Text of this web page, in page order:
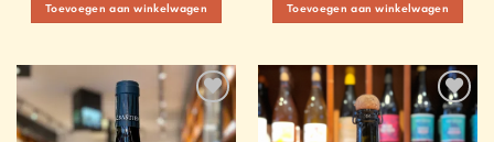
Toevoegen aan winkelwagen Toevoegen aan winkelwagen
Add to
Wishlist
Add to
Wishlist